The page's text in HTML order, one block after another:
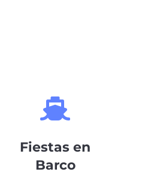

Fiestas en
Barco